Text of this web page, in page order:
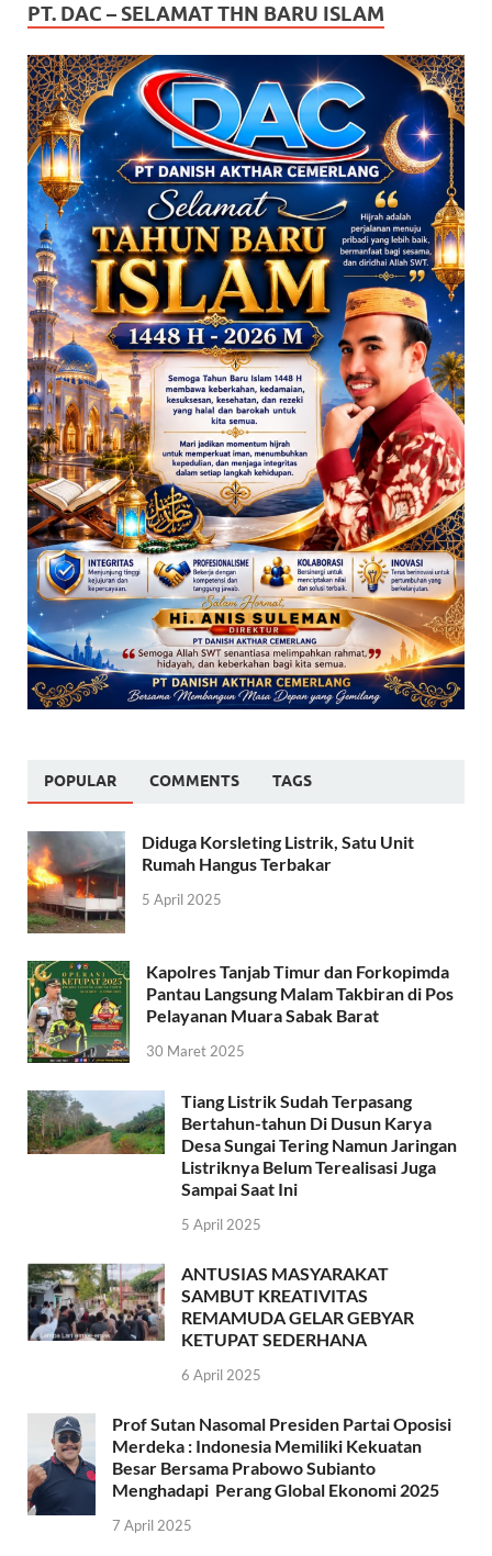
PT. DAC – SELAMAT THN BARU ISLAM
POPULAR COMMENTS TAGS
Diduga Korsleting Listrik, Satu Unit
Rumah Hangus Terbakar
5 April 2025
Kapolres Tanjab Timur dan Forkopimda
Pantau Langsung Malam Takbiran di Pos
Pelayanan Muara Sabak Barat
30 Maret 2025
Tiang Listrik Sudah Terpasang
Bertahun-tahun Di Dusun Karya
Desa Sungai Tering Namun Jaringan
Listriknya Belum Terealisasi Juga
Sampai Saat Ini
5 April 2025
ANTUSIAS MASYARAKAT
SAMBUT KREATIVITAS
REMAMUDA GELAR GEBYAR
KETUPAT SEDERHANA
6 April 2025
Prof Sutan Nasomal Presiden Partai Oposisi
Merdeka : Indonesia Memiliki Kekuatan
Besar Bersama Prabowo Subianto
Menghadapi Perang Global Ekonomi 2025
7 April 2025